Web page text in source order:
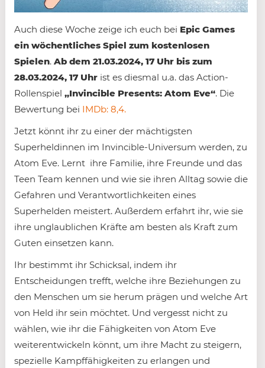
Auch diese Woche zeige ich euch bei Epic Games
ein wöchentliches Spiel zum kostenlosen
Spielen. Ab dem 21.03.2024, 17 Uhr bis zum
28.03.2024, 17 Uhr ist es diesmal u.a. das Action-
Rollenspiel „Invincible Presents: Atom Eve“. Die
Bewertung bei IMDb: 8,4.
Jetzt könnt ihr zu einer der mächtigsten
Superheldinnen im Invincible-Universum werden, zu
Atom Eve. Lernt ihre Familie, ihre Freunde und das
Teen Team kennen und wie sie ihren Alltag sowie die
Gefahren und Verantwortlichkeiten eines
Superhelden meistert. Außerdem erfahrt ihr, wie sie
ihre unglaublichen Kräfte am besten als Kraft zum
Guten einsetzen kann.
Ihr bestimmt ihr Schicksal, indem ihr
Entscheidungen trefft, welche ihre Beziehungen zu
den Menschen um sie herum prägen und welche Art
von Held ihr sein möchtet. Und vergesst nicht zu
wählen, wie ihr die Fähigkeiten von Atom Eve
weiterentwickeln könnt, um ihre Macht zu steigern,
spezielle Kampffähigkeiten zu erlangen und